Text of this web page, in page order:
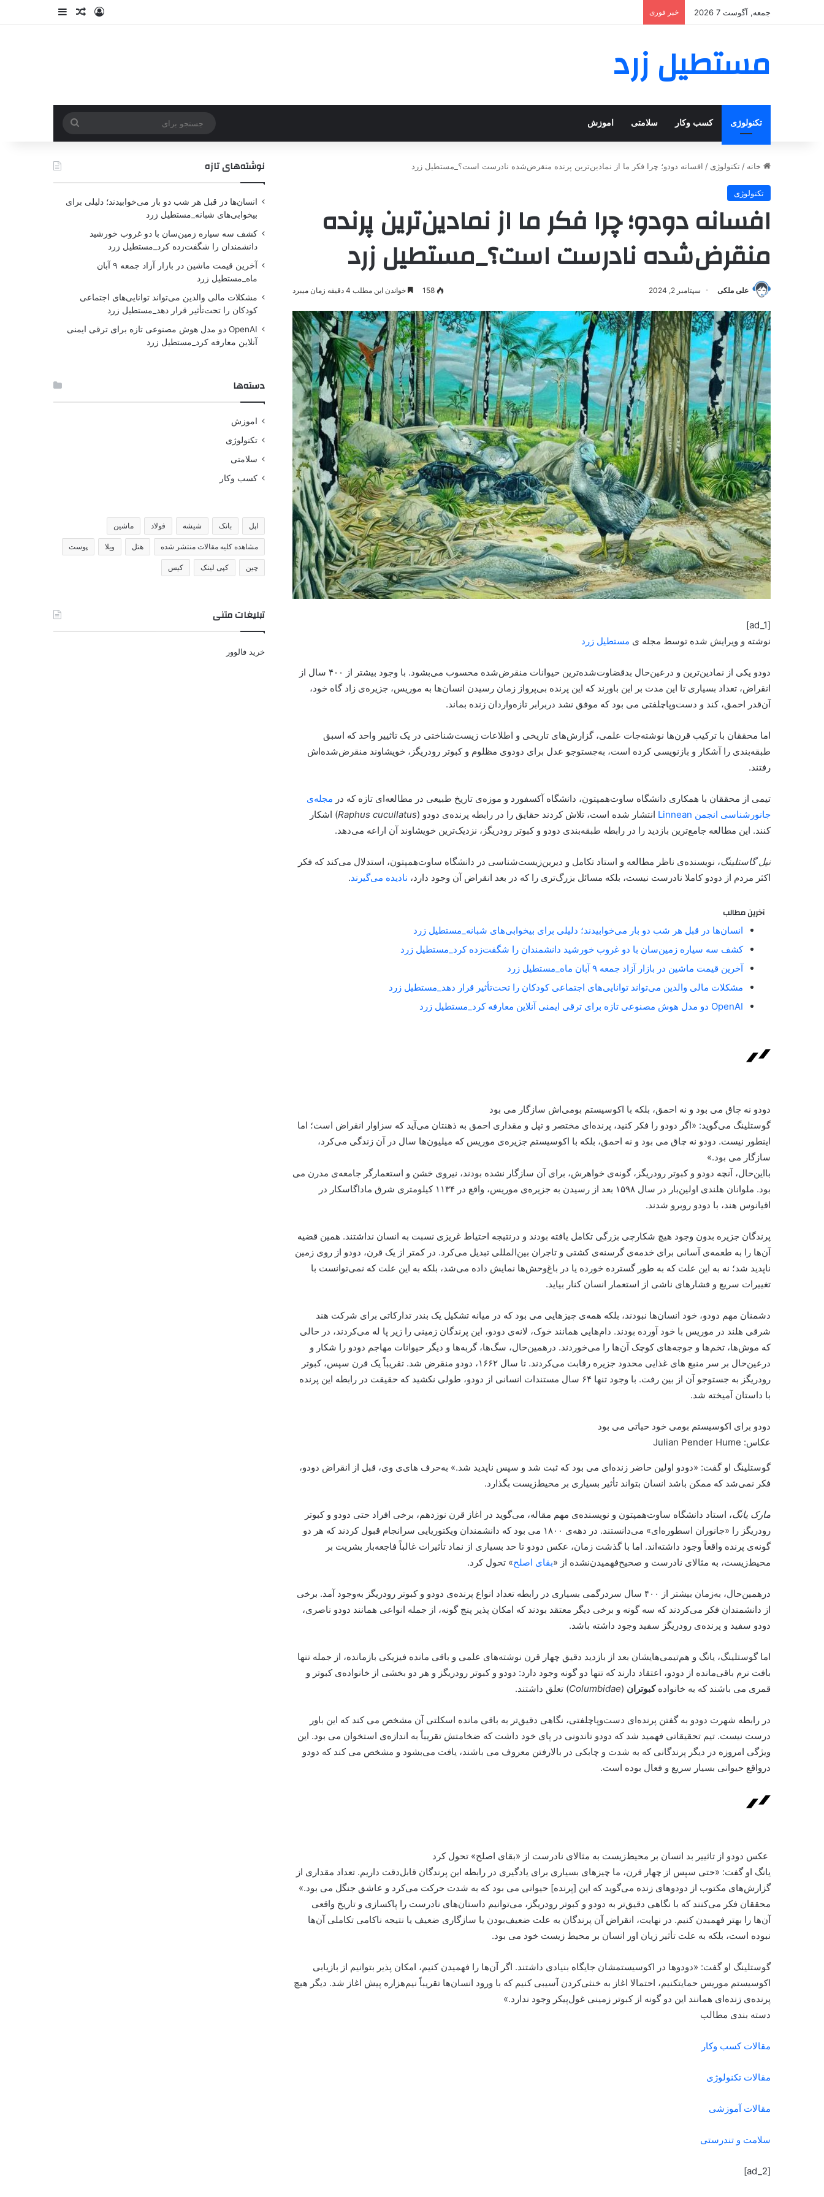
جمعه, آگوست 7 2026 خبر فوری
مستطیل زرد
تکنولوژی کسب وکار سلامتی اموزش
خانه / تکنولوژی / افسانه دودو؛ چرا فکر ما از نمادین‌ترین پرنده منقرض‌شده نادرست است؟_مستطیل زرد
تکنولوژی
افسانه دودو؛ چرا فکر ما از نمادین‌ترین پرنده
منقرض‌شده نادرست است؟_مستطیل زرد
علی ملکی سپتامبر 2, 2024 158 خواندن این مطلب 4 دقیقه زمان میبرد
[ad_1]
نوشته و ویرایش شده توسط مجله ی مستطیل زرد
دودو یکی از نمادین‌ترین و در‌عین‌حال بدقضاوت‌شده‌ترین حیوانات منقرض‌شده محسوب می‌بشود. با وجود بیشتر از ۴۰۰ سال از
انقراض، تعداد بسیاری تا این مدت بر این باورند که این پرنده ‌بی‌پرواز زمان رسیدن انسان‌ها به موریس، جزیره‌ی زاد گاه خود،
آن‌قدر احمق، کند و دست‌و‌پا‌چلفتی می بود که موفق نشد دربرابر تازه‌واردان زنده بماند.
اما محققان با ترکیب قرن‌ها نوشته‌جات علمی، گزارش‌های تاریخی و اطلاعات زیست‌شناختی در یک تاثییر واحد که اسبق
طبقه‌بندی را آشکار و بازنویسی کرده است، به‌جستوجو عدل برای دودوی مظلوم و کبوتر رودریگز، خویشاوند منقرض‌شده‌اش
رفتند.
تیمی از محققان با همکاری دانشگاه ساوت‌همپتون، دانشگاه آکسفورد و موزه‌ی تاریخ طبیعی در مطالعه‌ای تازه که در مجله‌ی
‌جانورشناسی انجمن Linnean
انتشار شده است، تلاش کردند حقایق را در رابطه پرنده‌ی دودو (Raphus cucullatus) اشکار
کنند. این مطالعه جامع‌ترین بازدید را در رابطه طبقه‌بندی دودو و کبوتر رودریگز، نزدیک‌ترین خویشاوند آن اراعه می‌دهد.
نیل گاستلینگ، نویسنده‌ی ناظر مطالعه و استاد تکامل و دیرین‌زیست‌شناسی در دانشگاه ساوت‌همپتون، استدلال می‌کند که فکر
اکثر مردم از دودو کاملا نادرست نیست، بلکه مسائل بزرگ‌تری را که در بعد انقراض آن وجود دارد، نادیده می‌گیرند.
آخرین مطالب
انسان‌ها در قبل هر شب دو بار می‌خوابیدند؛ دلیلی برای بیخوابی‌های شبانه_مستطیل زرد
کشف سه سیاره زمین‌سان با دو غروب خورشید دانشمندان را شگفت‌زده کرد_مستطیل زرد
آخرین قیمت ماشین در بازار آزاد جمعه ۹ آبان ماه_مستطیل زرد
مشکلات مالی والدین می‌تواند توانایی‌های اجتماعی کودکان را تحت‌تأثیر قرار دهد_مستطیل زرد
OpenAI دو مدل هوش مصنوعی تازه برای ترقی ایمنی آنلاین معارفه کرد_مستطیل زرد
دودو نه چاق می بود و نه احمق، بلکه با اکوسیستم بومی‌اش سازگار می بود
گوستلینگ می‌گوید: «اگر دودو را فکر کنید، پرنده‌ای مختصر و تپل و مقداری احمق به ذهنتان می‌آید که سزاوار انقراض است؛ اما
اینطور نیست. دودو نه چاق می بود و نه احمق، بلکه با اکوسیستم جزیره‌ی موریس که میلیون‌ها سال در آن زندگی می‌کرد،
سازگار می بود.»
با‌این‌حال، آنچه دودو و کبوتر رودریگز، گونه‌ی خواهرش، برای آن سازگار نشده بودند، نیروی خشن و استعمارگر جامعه‌ی مدرن می
بود. ملوانان هلندی اولین‌بار در سال ۱۵۹۸ بعد از رسیدن به جزیره‌ی موریس، واقع در ۱۱۳۴ کیلومتری شرق ماداگاسکار در
اقیانوس هند، با دودو روبرو شدند.
پرندگان جزیره بدون وجود هیچ شکارچی بزرگی تکامل یافته بودند و درنتیجه احتیاط غریزی نسبت به انسان نداشتند. همین قضیه
آن‌ها را به طعمه‌ی آسانی برای خدمه‌ی گرسنه‌ی کشتی و تاجران بین‌المللی تبدیل می‌کرد. در کمتر از یک قرن، دودو از روی زمین
ناپدید شد؛ نه به این علت که به طور گسترده خورده یا در باغ‌وحش‌ها نمایش داده می‌شد، بلکه به این علت که نمی‌توانست با
تغییرات سریع و فشارهای ناشی از استعمار انسان کنار بیاید.
دشمنان مهم دودو، خود انسان‌ها نبودند، بلکه همه‌ی چیزهایی می بود که در میانه تشکیل یک بندر تدارکاتی برای شرکت هند
شرقی هلند در موریس با خود آورده بودند. دام‌هایی همانند خوک‌، لانه‌ی دودو، این پرندگان زمینی را زیر پا له می‌کردند، در حالی
که موش‌ها، تخم‌ها و جوجه‌های کوچک آن‌ها را می‌خوردند. در‌همین‌حال، سگ‌ها، گربه‌ها و دیگر حیوانات مهاجم دودو را شکار و
در‌عین‌حال بر سر منبع های غذایی محدود جزیره رقابت می‌کردند. تا سال ۱۶۶۲، دودو منقرض شد. تقریباً یک قرن سپس، کبوتر
رودریگز به جستوجو آن از بین رفت. با وجود تنها ۶۴ سال مستندات انسانی از دودو، طولی نکشید که حقیقت در رابطه این پرنده
با داستان آمیخته شد.
دودو برای اکوسیستم بومی خود حیاتی می بود
عکاس: Julian Pender Hume
گوستلینگ او گفت: «دودو اولین حاضر زنده‌ای می بود که ثبت شد و سپس ناپدید شد.» به‌حرف های‌ی وی، قبل از انقراض دودو،
فکر نمی‌شد که ممکن باشد انسان بتواند تأثیر بسیاری بر محیط‌زیست بگذارد.
مارک یانگ، استاد دانشگاه ساوت‌همپتون و نویسنده‌ی مهم مقاله، می‌گوید در اغاز قرن نوزدهم، برخی افراد حتی دودو و کبوتر
رودریگز را «جانوران اسطوره‌ای» می‌دانستند. در دهه‌ی ۱۸۰۰ می بود که دانشمندان ویکتوریایی سرانجام قبول کردند که هر دو
گونه‌ی پرنده واقعاً وجود داشته‌اند. اما با گذشت زمان، عکس دودو تا حد بسیاری از نماد تأثیرات غالباً فاجعه‌بار بشریت بر
محیط‌زیست، به مثالای نادرست و صحیح‌فهمیدن‌نشده از «بقای اصلح» تحول کرد.
درهمین‌حال، به‌زمان بیشتر از ۴۰۰ سال سردرگمی بسیاری در رابطه تعداد انواع پرنده‌ی دودو و کبوتر رودریگز به‌وجود آمد. برخی
از دانشمندان فکر می‌کردند که سه گونه‌ و برخی دیگر معتقد بودند که امکان پذیر پنج گونه، از جمله انواعی همانند دودو‌ ناصری،
دودو سفید و پرنده‌ی رودریگز سفید وجود داشته باشد.
اما گوستلینگ، یانگ و هم‌تیمی‌هایشان بعد از بازدید دقیق چهار قرن نوشته‌های علمی و باقی مانده فیزیکی بازمانده، از جمله تنها
بافت نرم باقی‌مانده از دودو، اعتقاد دارند که تنها دو گونه وجود دارد: دودو و کبوتر رودریگز و هر دو بخشی از خانواده‌ی کبوتر و
قمری می باشند که به خانوادهکبوتران (
Columbidae) تعلق داشتند.
در رابطه شهرت دودو به گفتن پرنده‌ای دست‌و‌پا‌چلفتی، نگاهی دقیق‌تر به باقی مانده اسکلتی آن مشخص می کند که این باور
درست نیست. تیم تحقیقاتی فهمید شد که دودو تاندونی در پای خود داشت که ضخامتش تقریباً به اندازه‌ی استخوان می بود. این
ویژگی امروزه در دیگر پرندگانی که به شدت و چابکی در بالا‌رفتن معروف می باشند، یافت می‌بشود و مشخص می کند که دودو
در‌واقع حیوانی بسیار سریع و فعال بوده است.
عکس دودو از تاثییر بد انسان بر محیط‌زیست به مثالای نادرست از «بقای اصلح» تحول کرد
یانگ او گفت: «حتی سپس از چهار قرن، ما چیزهای بسیاری برای یادگیری در رابطه این پرندگان قابل‌دقت داریم. تعداد مقداری از
گزارش‌های مکتوب از دودوها‌ی زنده می‌گوید که این [پرنده] حیوانی می بود که به شدت حرکت می‌کرد و عاشق جنگل می بود.»
محققان فکر می‌کنند که با نگاهی دقیق‌تر به دودو و کبوتر رودریگز، می‌توانیم داستان‌های نادرست را پاکسازی و تاریخ واقعی
آن‌ها را بهتر فهمیدن کنیم. در نهایت، انقراض آن پرندگان به علت ضعیف‌بودن یا سازگاری ضعیف یا نتیجه ناکامی تکاملی آن‌ها
نبوده است، بلکه به علت تأثیر زیان اور انسان بر محیط زیست خود می بود.
گوستلینگ او گفت: «دودوها در اکوسیستمشان جایگاه بنیادی داشتند. اگر آن‌ها را فهمیدن کنیم، امکان پذیر بتوانیم از بازیابی
اکوسیستم موریس حمایتکنیم، احتمالا اغاز به خنثی‌کردن آسیبی کنیم که با ورود انسان‌ها تقریباً نیم‌هزاره پیش اغاز شد. دیگر هیچ
پرنده‌ی زنده‌‌ای همانند این دو گونه از کبوتر زمینی غول‌پیکر وجود ندارد.»
دسته بندی مطالب
مقالات کسب وکار
مقالات تکنولوژی
مقالات آموزشی
سلامت و تندرستی
[ad_2]
نوشته‌های تازه
انسان‌ها در قبل هر شب دو بار می‌خوابیدند؛ دلیلی برای
بیخوابی‌های شبانه_مستطیل زرد
کشف سه سیاره زمین‌سان با دو غروب خورشید
دانشمندان را شگفت‌زده کرد_مستطیل زرد
آخرین قیمت ماشین در بازار آزاد جمعه ۹ آبان
ماه_مستطیل زرد
مشکلات مالی والدین می‌تواند توانایی‌های اجتماعی
کودکان را تحت‌تأثیر قرار دهد_مستطیل زرد
OpenAI دو مدل هوش مصنوعی تازه برای ترقی ایمنی
آنلاین معارفه کرد_مستطیل زرد
دسته‌ها
اموزش
تکنولوژی
سلامتی
کسب وکار
اپل بانک شیشه فولاد ماشین
مشاهده کلیه مقالات منتشر شده هتل ویلا پوست
چین کپی لینک کیس
تبلیغات متنی
خرید فالوور